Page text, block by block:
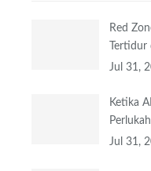
Red
Jul 31,
Ketika
Jul 31,